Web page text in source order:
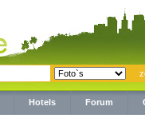
Hotels Forum